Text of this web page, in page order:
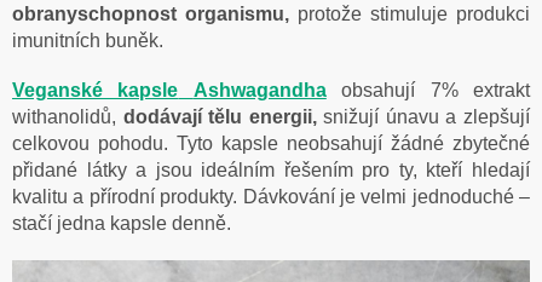
obranyschopnost organismu, protože stimuluje produkci
imunitních buněk.
Veganské kapsle Ashwagandhaobsahují 7% extrakt
withanolidů, dodávají tělu energii,snižují únavu a zlepšují
celkovou pohodu. Tyto kapsle neobsahují žádné zbytečné
přidané látky a jsou ideálním řešením pro ty, kteří hledají
kvalitu a přírodní produkty. Dávkování je velmi jednoduché –
stačí jedna kapsle denně.